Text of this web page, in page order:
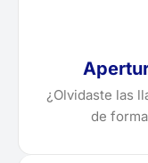
¿Olvidaste las
de